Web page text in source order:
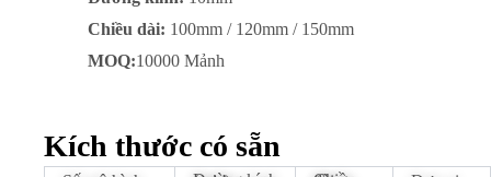
Chiều dài: 100mm / 120mm / 150mm
MOQ:10000 Mảnh
Kích thước có sẵn